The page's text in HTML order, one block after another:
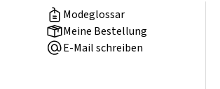
Modeglossar
Meine Bestellung
E-Mail schreiben